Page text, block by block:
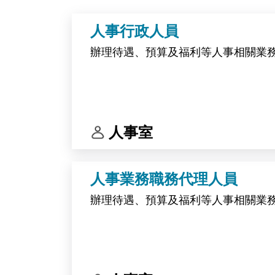
人事行政人員
辦理待遇、預算及福利等人事相關業務
人事室
人事業務職務代理人員
辦理待遇、預算及福利等人事相關業務